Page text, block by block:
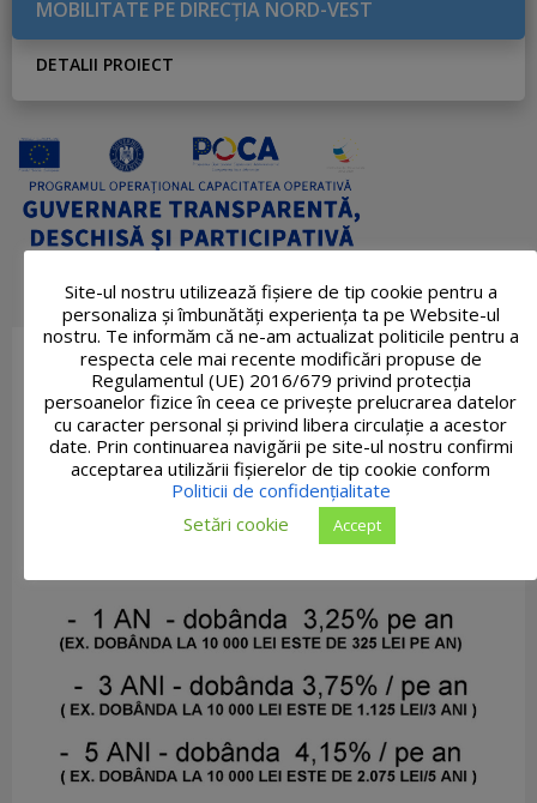
MOBILITATE PE DIRECŢIA NORD-VEST
DETALII PROIECT
Site-ul nostru utilizează fişiere de tip cookie pentru a
personaliza și îmbunătăți experiența ta pe Website-ul
nostru. Te informăm că ne-am actualizat politicile pentru a
respecta cele mai recente modificări propuse de
Regulamentul (UE) 2016/679 privind protecția
persoanelor fizice în ceea ce privește prelucrarea datelor
cu caracter personal și privind libera circulație a acestor
date. Prin continuarea navigării pe site-ul nostru confirmi
acceptarea utilizării fişierelor de tip cookie conform
Politicii de confidențialitate
Setări cookie
Accept